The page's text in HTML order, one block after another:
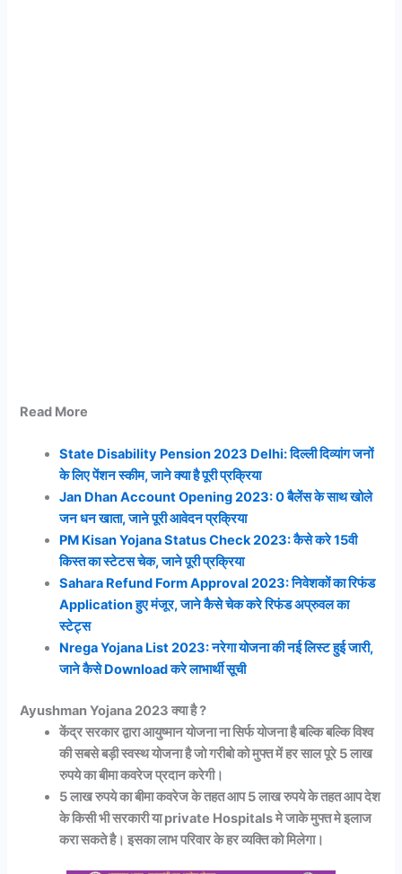
Read More
State Disability Pension 2023 Delhi: दिल्ली दिव्यांग जनों
के लिए पेंशन स्कीम, जाने क्या है पूरी प्रक्रिया
Jan Dhan Account Opening 2023: 0 बैलेंस के साथ खोले
जन धन खाता, जाने पूरी आवेदन प्रक्रिया
PM Kisan Yojana Status Check 2023: कैसे करे 15वी
किस्त का स्टेटस चेक, जाने पूरी प्रक्रिया
Sahara Refund Form Approval 2023: निवेशकों का रिफंड
Application हुए मंजूर, जाने कैसे चेक करे रिफंड अप्रुवल का
स्टेट्स
Nrega Yojana List 2023: नरेगा योजना की नई लिस्ट हुई जारी,
जाने कैसे Download करे लाभार्थी सूची
Ayushman Yojana 2023 क्या है ?
केंद्र सरकार द्वारा आयुष्मान योजना ना सिर्फ योजना है बल्कि बल्कि विश्व
की सबसे बड़ी स्वस्थ योजना है जो गरीबो को मुफ्त में हर साल पूरे 5 लाख
रुपये का बीमा कवरेज प्रदान करेगी।
5 लाख रुपये का बीमा कवरेज के तहत आप 5 लाख रुपये के तहत आप देश
के किसी भी सरकारी या private Hospitals मे जाके मुफ्त मे इलाज
करा सकते है। इसका लाभ परिवार के हर व्यक्ति को मिलेगा।